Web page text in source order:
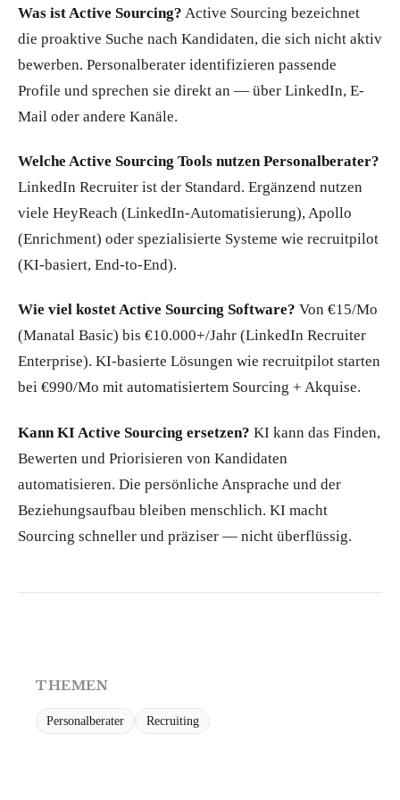
Was ist Active Sourcing? Active Sourcing bezeichnet
die proaktive Suche nach Kandidaten, die sich nicht aktiv
bewerben. Personalberater identifizieren passende
Profile und sprechen sie direkt an — über LinkedIn, E-
Mail oder andere Kanäle.
Welche Active Sourcing Tools nutzen Personalberater?
LinkedIn Recruiter ist der Standard. Ergänzend nutzen
viele HeyReach (LinkedIn-Automatisierung), Apollo
(Enrichment) oder spezialisierte Systeme wie recruitpilot
(KI-basiert, End-to-End).
Wie viel kostet Active Sourcing Software? Von €15/Mo
(Manatal Basic) bis €10.000+/Jahr (LinkedIn Recruiter
Enterprise). KI-basierte Lösungen wie recruitpilot starten
bei €990/Mo mit automatisiertem Sourcing + Akquise.
Kann KI Active Sourcing ersetzen? KI kann das Finden,
Bewerten und Priorisieren von Kandidaten
automatisieren. Die persönliche Ansprache und der
Beziehungsaufbau bleiben menschlich. KI macht
Sourcing schneller und präziser — nicht überflüssig.
THEMEN
Personalberater Recruiting